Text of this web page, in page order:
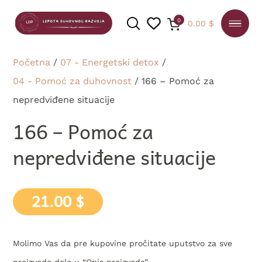
0 0.00 $
Početna / 07 - Energetski detox /
04 - Pomoć za duhovnost / 166 – Pomoć za
nepredviđene situacije
166 – Pomoć za
nepredviđene situacije
21.00$
Molimo Vas da pre kupovine pročitate uputstvo za sve